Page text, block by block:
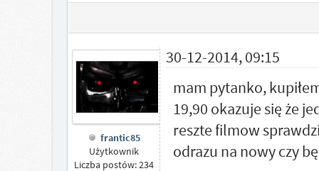
frantic85
Użytkownik
Liczba postów: 234
30-12-2014, 09:15
mam pytanko,
19,90 okazuje się że
reszte filmow
odrazu na nowy czy